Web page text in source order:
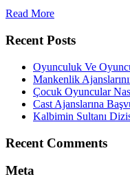
Read More
Recent Posts
Oyunculuk Ve
Mankenlik
Çocuk Oyuncular
Cast Ajanslarına
Kalbimin Sultanı
Recent Comments
Meta